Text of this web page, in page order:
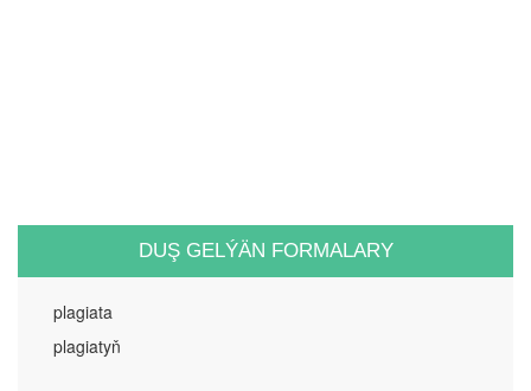
DUŞ GELÝÄN FORMALARY
plagiata
plagiatyň